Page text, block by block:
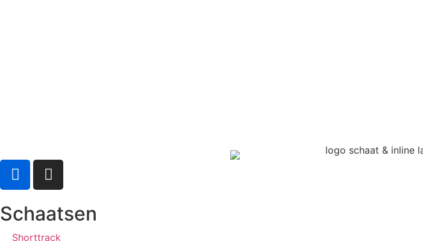
Schaatsen
Shorttrack